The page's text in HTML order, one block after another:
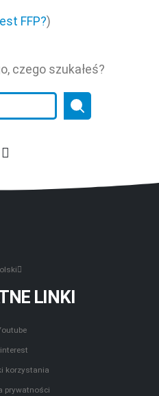
FFP?)
czego szukałeś?
LINKI
korzystania
prywatności